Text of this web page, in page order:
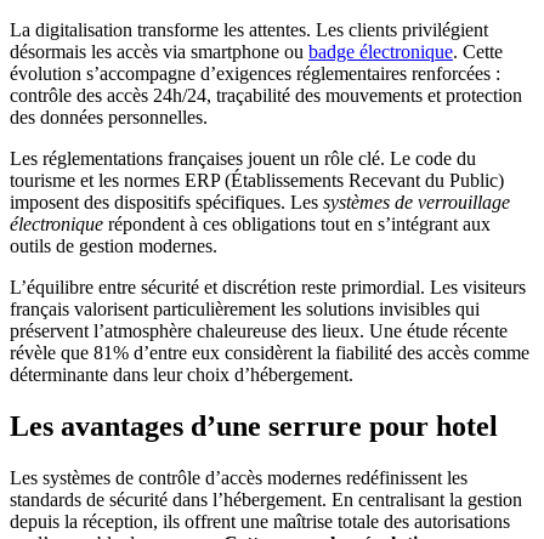
La digitalisation transforme les attentes. Les clients privilégient
désormais les accès via smartphone ou badge électronique. Cette
évolution s’accompagne d’exigences réglementaires renforcées :
contrôle des accès 24h/24, traçabilité des mouvements et protection
des données personnelles.
Les réglementations françaises jouent un rôle clé. Le code du
tourisme et les normes ERP (Établissements Recevant du Public)
imposent des dispositifs spécifiques. Les systèmes de verrouillage
électronique répondent à ces obligations tout en s’intégrant aux
outils de gestion modernes.
L’équilibre entre sécurité et discrétion reste primordial. Les visiteurs
français valorisent particulièrement les solutions invisibles qui
préservent l’atmosphère chaleureuse des lieux. Une étude récente
révèle que 81% d’entre eux considèrent la fiabilité des accès comme
déterminante dans leur choix d’hébergement.
Les avantages d’une serrure pour hotel
Les systèmes de contrôle d’accès modernes redéfinissent les
standards de sécurité dans l’hébergement. En centralisant la gestion
depuis la réception, ils offrent une maîtrise totale des autorisations